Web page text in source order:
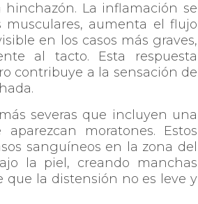
La inflamación se
aumenta el flujo
en los casos más graves,
al tacto. Esta respuesta
contribuye a la sensación de
severas que incluyen una
moratones. Estos
sanguíneos en la zona del
la piel, creando manchas
que la distensión no es leve y